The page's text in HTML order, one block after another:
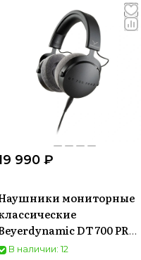
использования
Beyerdynamic
любителей
990 ₽
мониторные
DT 700 PRO
В наличии: 12